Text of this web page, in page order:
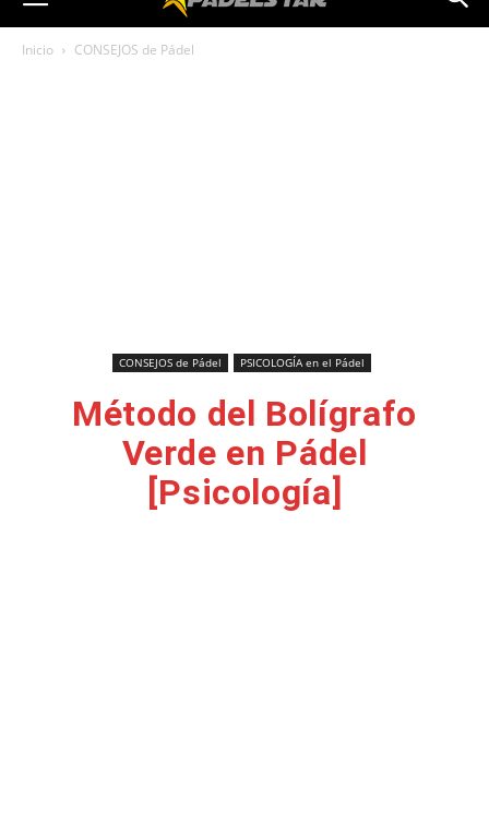
Inicio CONSEJOS de Pádel
CONSEJOS de Pádel PSICOLOGÍA en el Pádel
Método del Bolígrafo
Verde en Pádel
[Psicología]